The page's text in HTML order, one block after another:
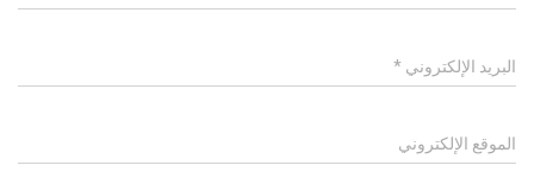
البريد الإلكتروني *
الموقع الإلكتروني